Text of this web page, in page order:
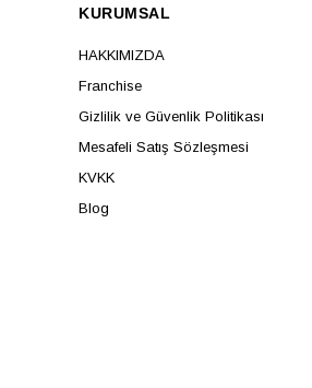
KURUMSAL
HAKKIMIZDA
Franchise
Gizlilik ve Güvenlik Politikası
Mesafeli Satış Sözleşmesi
KVKK
Blog